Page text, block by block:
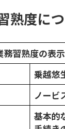
熟度に
務習熟度の表示
乗越悠
ノービ
基本的